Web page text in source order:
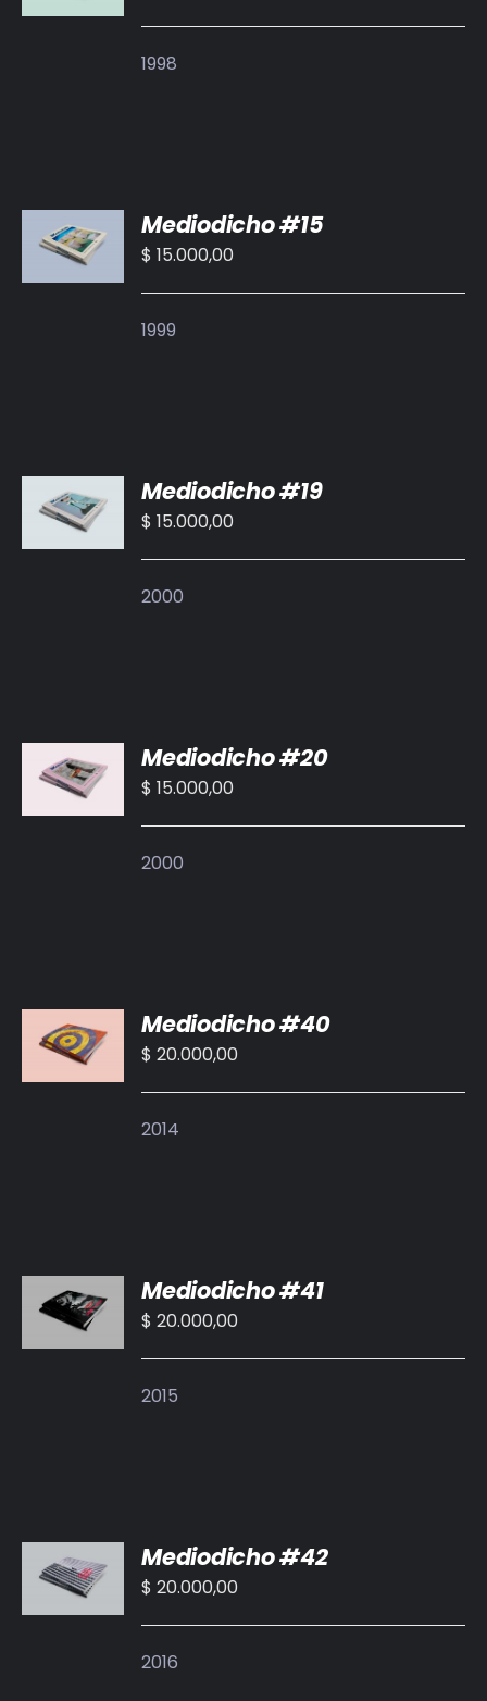
/
1998
AL
CARRITO
/
Mediodicho #15
$ 15.000,00
1999
AL
CARRITO
/
Mediodicho #19
$ 15.000,00
2000
AL
CARRITO
/
Mediodicho #20
$ 15.000,00
2000
AL
CARRITO
/
Mediodicho #40
$ 20.000,00
2014
AL
CARRITO
/
Mediodicho #41
$ 20.000,00
2015
AL
CARRITO
/
Mediodicho #42
$ 20.000,00
2016